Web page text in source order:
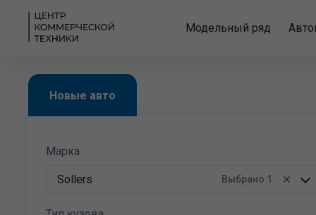
Модельный ряд
Новые авто
Марка
Sollers Выбрано 1